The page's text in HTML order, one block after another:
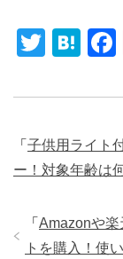
T
tt
H
e
a
「 子供用ライト
ー！対象年齢は
「 Amazonや楽
トを購入！使